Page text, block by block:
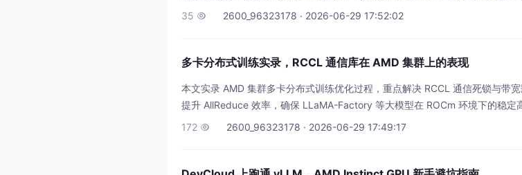
35  2600_96323178 · 2026-06-29 17:52:02
多卡分布式训练实录，RCCL 通信库在 AMD 集群上的表现
本文实录 AMD 集群多卡分布式训练优化过程，重点解决 RCCL 通信死锁与带
提升 AllReduce 效率，确保 LLaMA-Factory 等大模型在 ROCm 环境下的稳定
172  2600_96323178 · 2026-06-29 17:49:17